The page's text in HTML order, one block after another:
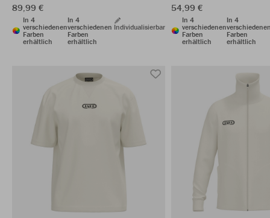
89,99 €
In 4
verschiedenen
Farben
erhältlich
In 4
verschiedenen
Farben
erhältlich
Individualisierbar
54,99 €
In 4
verschiedenen
Farben
erhältlich
In 4
Farben
erhältlich